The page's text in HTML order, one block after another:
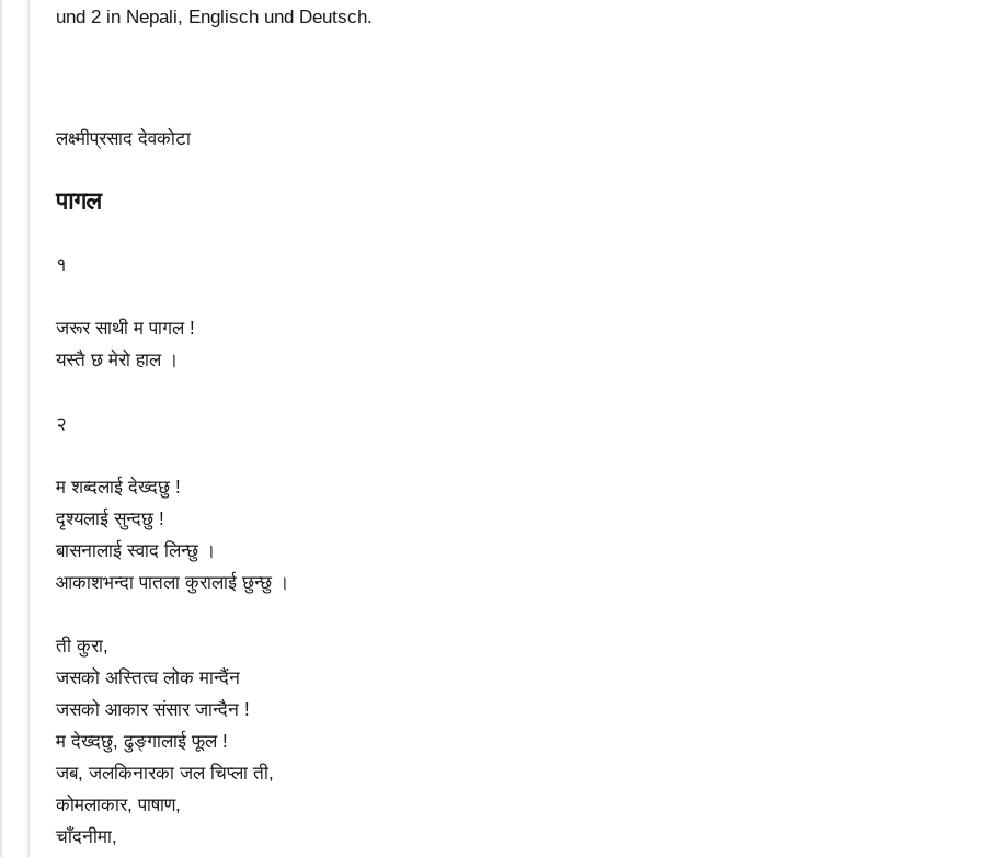
und 2 in Nepali, Englisch und Deutsch.
लक्ष्मीप्रसाद देवकोटा
पागल
१
जरूर साथी म पागल !
यस्तै छ मेरो हाल ।
२
म शब्दलाई देख्दछु !
दृश्यलाई सुन्दछु !
बासनालाई स्वाद लिन्छु ।
आकाशभन्दा पातला कुरालाई छुन्छु ।
ती कुरा,
जसको अस्तित्व लोक मान्दैंन
जसको आकार संसार जान्दैन !
म देख्दछु, ढुङ्गालाई फूल !
जब, जलकिनारका जल चिप्ला ती,
कोमलाकार, पाषाण,
चाँदनीमा,